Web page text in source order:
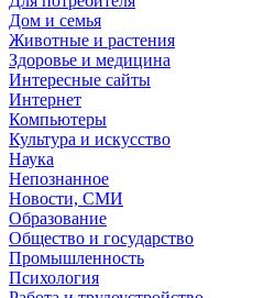
Дом и семья
Животные и растения
Здоровье и медицина
Интересные сайты
Интернет
Компьютеры
Культура и искусство
Наука
Непознанное
Новости, СМИ
Образование
Общество и государство
Промышленность
Психология